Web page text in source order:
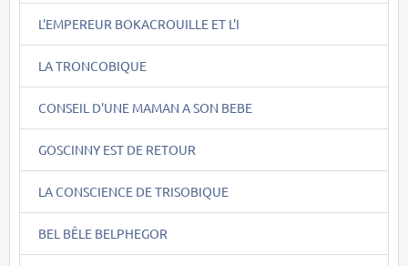
L'EMPEREUR BOKACROUILLE ET L'I
LA TRONCOBIQUE
CONSEIL D'UNE MAMAN A SON BEBE
GOSCINNY EST DE RETOUR
LA CONSCIENCE DE TRISOBIQUE
BEL BÊLE BELPHEGOR